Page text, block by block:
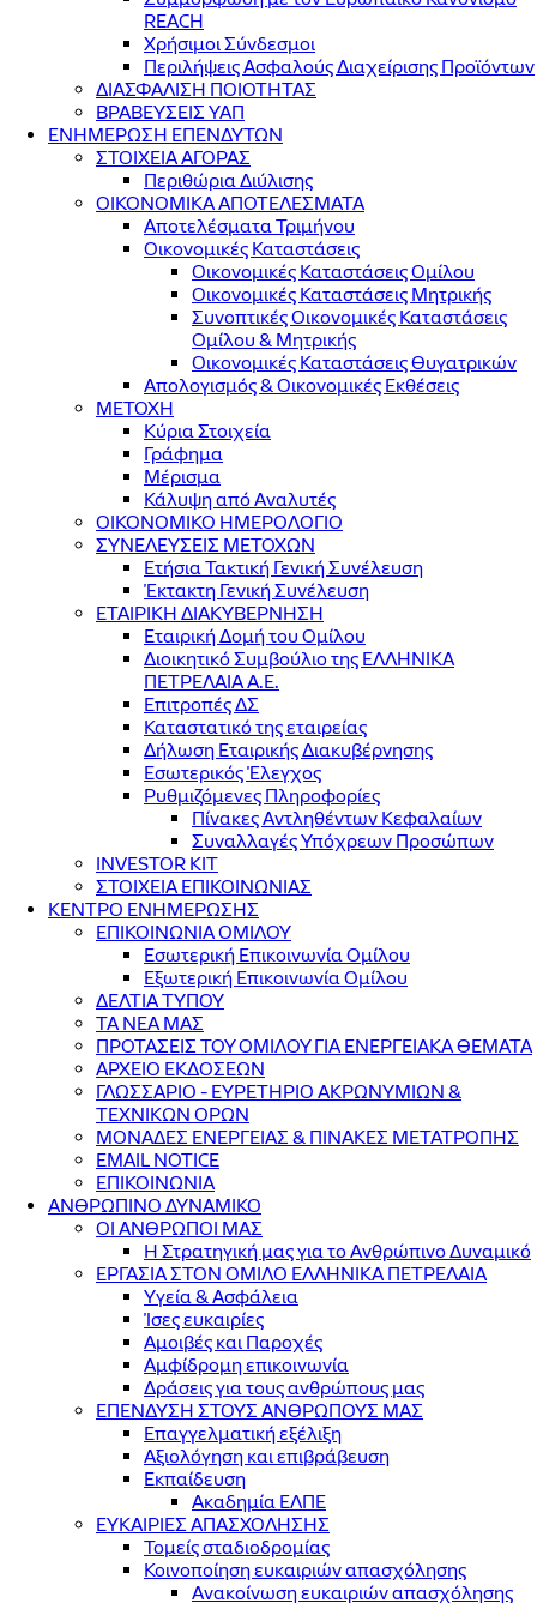
REACH
Χρήσιμοι Σύνδεσμοι
Περιλήψεις Ασφαλούς Διαχείρισης Προϊόντων
ΔΙΑΣΦΑΛΙΣΗ ΠΟΙΟΤΗΤΑΣ
ΒΡΑΒΕΥΣΕΙΣ ΥΑΠ
ΕΝΗΜΕΡΩΣΗ ΕΠΕΝΔΥΤΩΝ
ΣΤΟΙΧΕΙΑ ΑΓΟΡΑΣ
Περιθώρια Διύλισης
ΟΙΚΟΝΟΜΙΚΑ ΑΠΟΤΕΛΕΣΜΑΤΑ
Αποτελέσματα Τριμήνου
Οικονομικές Καταστάσεις
Οικονομικές Καταστάσεις Ομίλου
Οικονομικές Καταστάσεις Μητρικής
Συνοπτικές Οικονομικές Καταστάσεις
Ομίλου & Μητρικής
Οικονομικές Καταστάσεις Θυγατρικών
Απολογισμός & Οικονομικές Εκθέσεις
ΜΕΤΟΧΗ
Κύρια Στοιχεία
Γράφημα
Μέρισμα
Κάλυψη από Αναλυτές
ΟΙΚΟΝΟΜΙΚΟ ΗΜΕΡΟΛΟΓΙΟ
ΣΥΝΕΛΕΥΣΕΙΣ ΜΕΤΟΧΩΝ
Ετήσια Τακτική Γενική Συνέλευση
Έκτακτη Γενική Συνέλευση
ΕΤΑΙΡΙΚΗ ΔΙΑΚΥΒΕΡΝΗΣΗ
Εταιρική Δομή του Ομίλου
Διοικητικό Συμβούλιο της ΕΛΛΗΝΙΚΑ
ΠΕΤΡΕΛΑΙΑ Α.Ε.
Επιτροπές ΔΣ
Καταστατικό της εταιρείας
Δήλωση Εταιρικής Διακυβέρνησης
Εσωτερικός Έλεγχος
Ρυθμιζόμενες Πληροφορίες
Πίνακες Αντληθέντων Κεφαλαίων
Συναλλαγές Υπόχρεων Προσώπων
INVESTOR KIT
ΣΤΟΙΧΕΙΑ ΕΠΙΚΟΙΝΩΝΙΑΣ
ΚΕΝΤΡΟ ΕΝΗΜΕΡΩΣΗΣ
ΕΠΙΚΟΙΝΩΝΙΑ ΟΜΙΛΟΥ
Εσωτερική Επικοινωνία Ομίλου
Εξωτερική Επικοινωνία Ομίλου
ΔΕΛΤΙΑ ΤΥΠΟΥ
ΤΑ ΝΕΑ ΜΑΣ
ΠΡΟΤΑΣΕΙΣ ΤΟΥ ΟΜΙΛΟΥ ΓΙΑ ΕΝΕΡΓΕΙΑΚΑ ΘΕΜΑΤΑ
ΑΡΧΕΙΟ ΕΚΔΟΣΕΩΝ
ΓΛΩΣΣΑΡΙΟ - ΕΥΡΕΤΗΡΙΟ ΑΚΡΩΝΥΜΙΩΝ &
ΤΕΧΝΙΚΩΝ ΟΡΩΝ
ΜΟΝΑΔΕΣ ΕΝΕΡΓΕΙΑΣ & ΠΙΝΑΚΕΣ ΜΕΤΑΤΡΟΠΗΣ
EMAIL NOTICE
ΕΠΙΚΟΙΝΩΝΙΑ
ΑΝΘΡΩΠΙΝΟ ΔΥΝΑΜΙΚΟ
ΟΙ ΑΝΘΡΩΠΟΙ ΜΑΣ
Η Στρατηγική μας για το Ανθρώπινο Δυναμικό
ΕΡΓΑΣΙΑ ΣΤΟΝ ΟΜΙΛΟ ΕΛΛΗΝΙΚΑ ΠΕΤΡΕΛΑΙΑ
Υγεία & Ασφάλεια
Ίσες ευκαιρίες
Αμοιβές και Παροχές
Αμφίδρομη επικοινωνία
Δράσεις για τους ανθρώπους μας
ΕΠΕΝΔΥΣΗ ΣΤΟΥΣ ΑΝΘΡΩΠΟΥΣ ΜΑΣ
Επαγγελματική εξέλιξη
Αξιολόγηση και επιβράβευση
Εκπαίδευση
Ακαδημία ΕΛΠΕ
ΕΥΚΑΙΡΙΕΣ ΑΠΑΣΧΟΛΗΣΗΣ
Τομείς σταδιοδρομίας
Κοινοποίηση ευκαιριών απασχόλησης
Ανακοίνωση ευκαιριών απασχόλησης